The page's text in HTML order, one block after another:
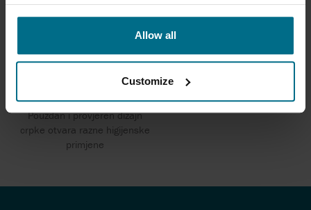
Allow all
Customize
NOV MONO HIGIJENSKE
Pouzdan i provjeren dizajn
crpke otvara razne higijenske
primjene